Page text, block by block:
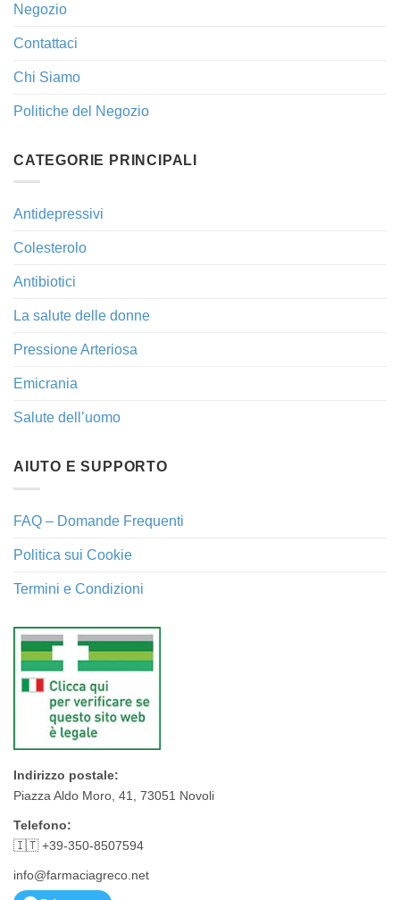
Negozio
Contattaci
Chi Siamo
Politiche del Negozio
CATEGORIE PRINCIPALI
Antidepressivi
Colesterolo
Antibiotici
La salute delle donne
Pressione Arteriosa
Emicrania
Salute dell’uomo
AIUTO E SUPPORTO
FAQ – Domande Frequenti
Politica sui Cookie
Termini e Condizioni
Indirizzo postale:
Piazza Aldo Moro, 41, 73051 Novoli
Telefono:
🇮🇹 +39-350-8507594
info@farmaciagreco.net